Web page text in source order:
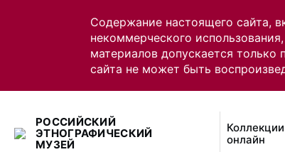
Содержание настоящего сайта,
некоммерческого
материалов допускается
сайта не может быть
РОССИЙСКИЙ
ЭТНОГРАФИЧЕСКИЙ
МУЗЕЙ
Коллекции
онлайн